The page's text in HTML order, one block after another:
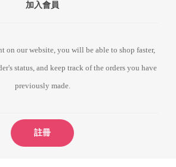
加入會員
on our website, you will be able to shop faster,
status, and keep track of the orders you have
previously made.
註冊